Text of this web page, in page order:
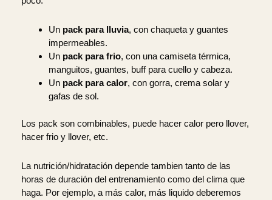
Un pack para lluvia, con chaqueta y guantes
impermeables.
Un pack para frio, con una camiseta térmica,
manguitos, guantes, buff para cuello y cabeza.
Un pack para calor, con gorra, crema solar y
gafas de sol.
Los pack son combinables, puede hacer calor pero llover,
hacer frio y llover, etc.
La nutrición/hidratación depende tambien tanto de las
horas de duración del entrenamiento como del clima que
haga. Por ejemplo, a más calor, más liquido deberemos